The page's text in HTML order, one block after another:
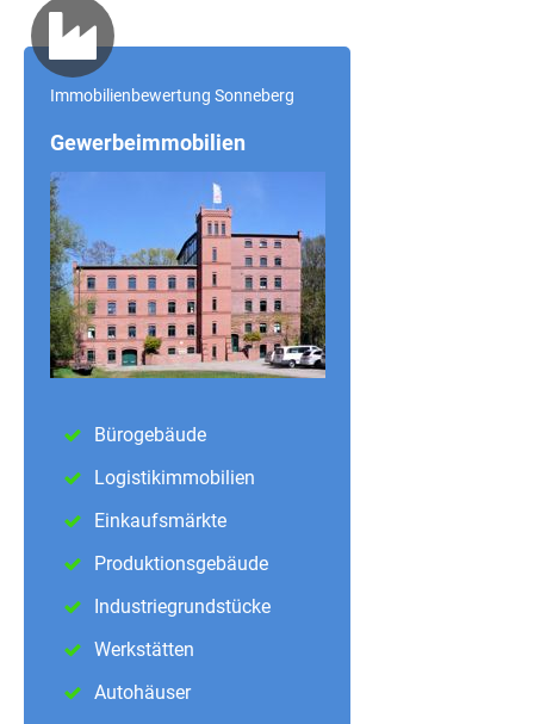
Immobilienbewertung Sonneberg
Gewerbeimmobilien
Bürogebäude
Logistikimmobilien
Einkaufsmärkte
Produktionsgebäude
Industriegrundstücke
Werkstätten
Autohäuser